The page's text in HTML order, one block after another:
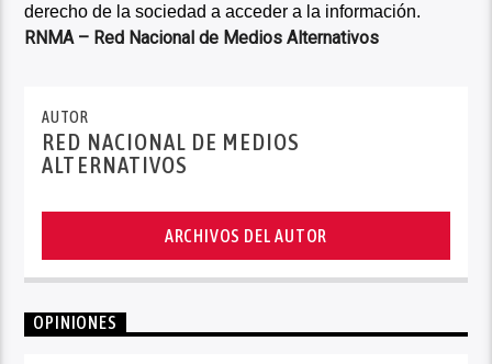
derecho de la sociedad a acceder a la información.
RNMA – Red Nacional de Medios Alternativos
AUTOR
RED NACIONAL DE MEDIOS
ALTERNATIVOS
ARCHIVOS DEL AUTOR
OPINIONES